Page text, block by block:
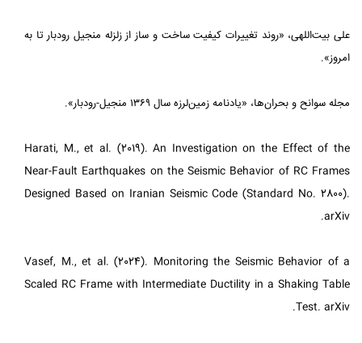
علی بیت‌اللهی، «روند تغییرات کیفیت ساخت و ساز از زلزله منجیل رودبار تا به
امروز».
مجله سوانح و بحران‌ها، «یادنامه زمین‌لرزه سال ۱۳۶۹ منجیل-رودبار».
Harati, M., et al. (2019). An Investigation on the Effect of the
Near-Fault Earthquakes on the Seismic Behavior of RC Frames
Designed Based on Iranian Seismic Code (Standard No. 2800).
arXiv.
Vasef, M., et al. (2024). Monitoring the Seismic Behavior of a
Scaled RC Frame with Intermediate Ductility in a Shaking Table
Test. arXiv.